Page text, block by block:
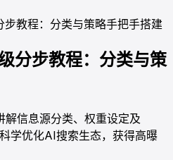
教程：分类与策略手把手搭建
分步教程：分类与策
信息源分类、权重设定及
学优化AI搜索生态，获得高曝